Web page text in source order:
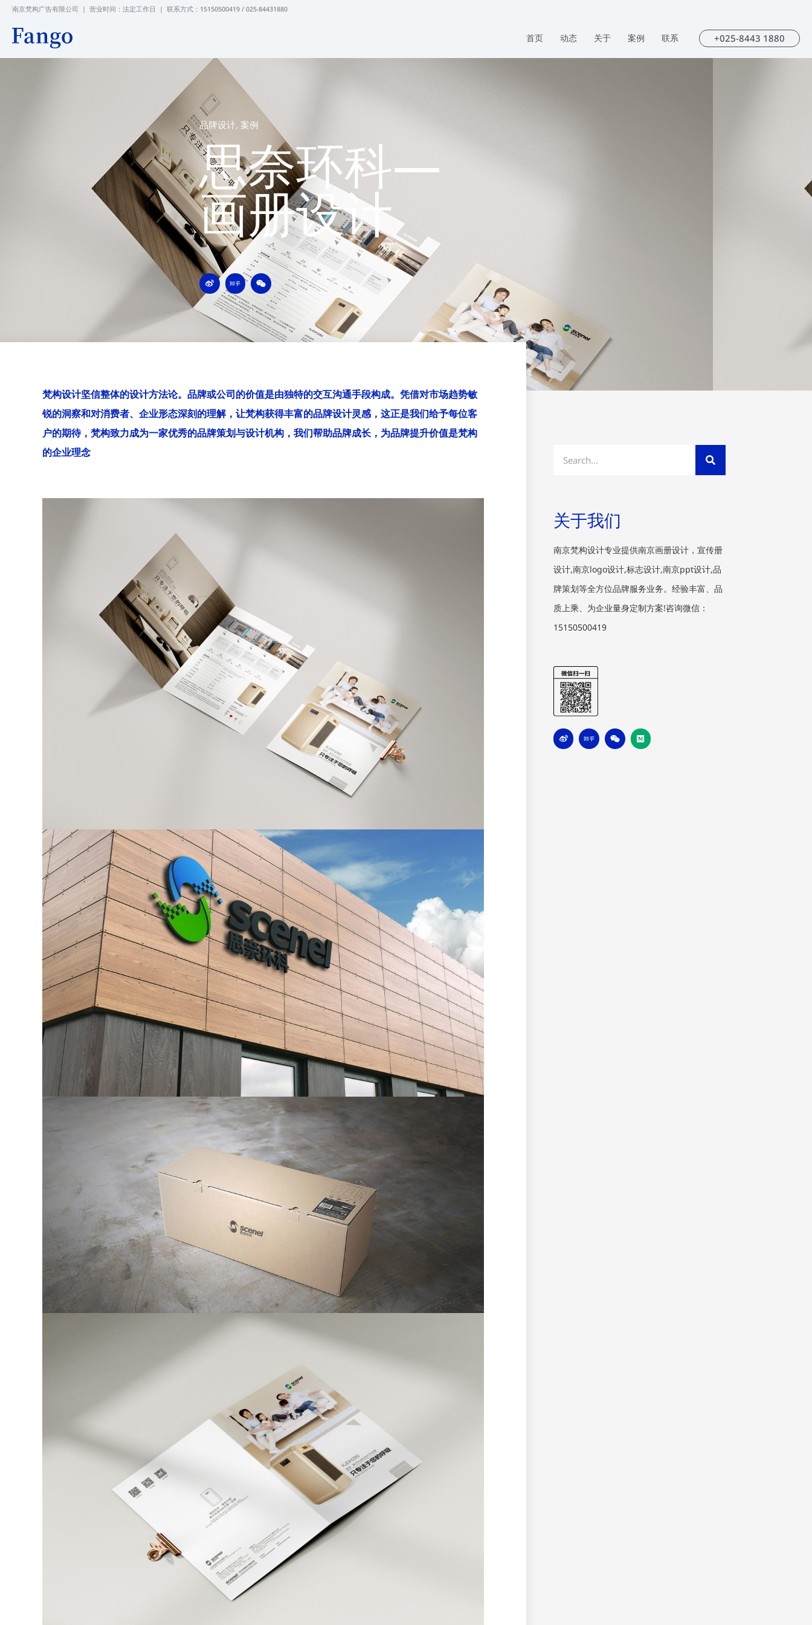
南京梵构广告有限公司 | 营业时间：法定工作日 | 联系方式：15150500419 / 025-84431880
首页 动态 关于 案例 联系 +025-8443 1880
品牌设计, 案例
思奈环科—
画册设计
W
e
i
b
Z
h
i
h
u
W
e
i
i
n
梵构设计坚信整体的设计方法论。品牌或公司的价值是由独特的交互沟通手段构成。凭借对市场趋势敏
锐的洞察和对消费者、企业形态深刻的理解，让梵构获得丰富的品牌设计灵感，这正是我们给予每位客
户的期待，梵构致力成为一家优秀的品牌策划与设计机构，我们帮助品牌成长，为品牌提升价值是梵构
的企业理念
Search
关于我们
南京梵构设计专业提供南京画册设计，宣传册
设计,南京logo设计,标志设计,南京ppt设计,品
牌策划等全方位品牌服务业务。经验丰富、品
质上乘、为企业量身定制方案!咨询微信：
15150500419
W
e
i
Z
h
i
W
e
i
M
e
d